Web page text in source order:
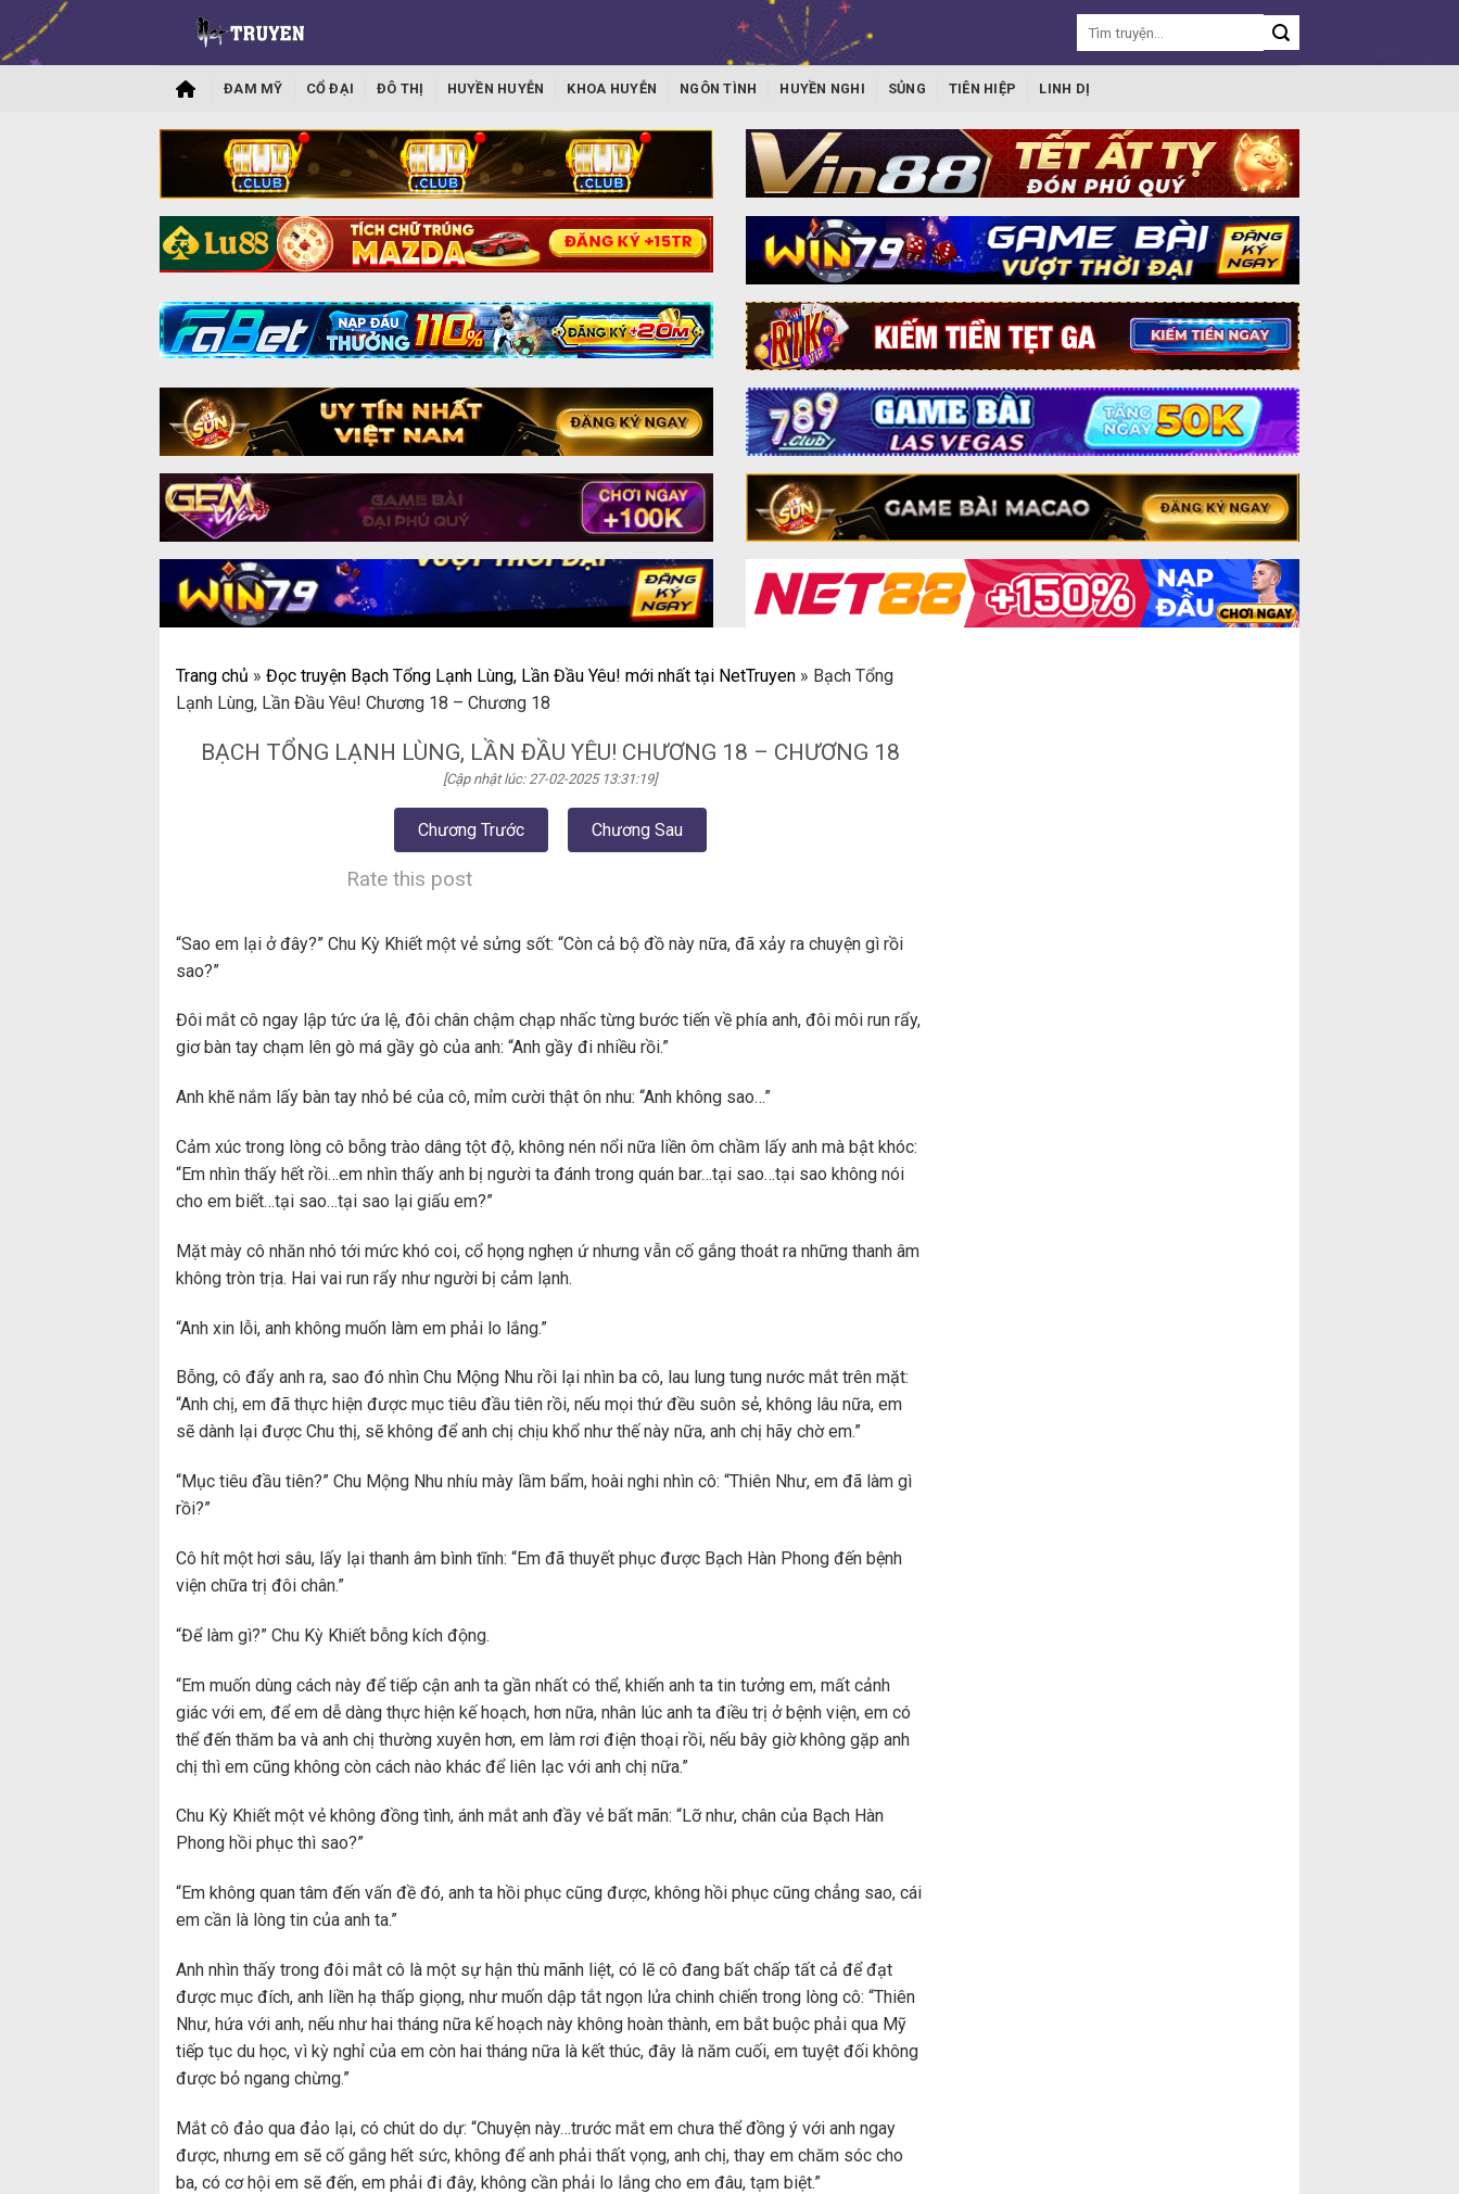
ĐAM MỸ CỔ ĐẠI ĐÔ THỊ HUYỀN HUYỄN KHOA HUYỄN NGÔN TÌNH HUYỀN NGHI SỦNG TIÊN HIỆP LINH DỊ
Trang chủ » Đọc truyện Bạch Tổng Lạnh Lùng, Lần Đầu Yêu! mới nhất tại NetTruyen » Bạch Tổng
Lạnh Lùng, Lần Đầu Yêu! Chương 18 – Chương 18
BẠCH TỔNG LẠNH LÙNG, LẦN ĐẦU YÊU! CHƯƠNG 18 – CHƯƠNG 18
[Cập nhật lúc: 27-02-2025 13:31:19]
Chương Trước Chương Sau
Rate this post
“Sao em lại ở đây?” Chu Kỳ Khiết một vẻ sửng sốt: “Còn cả bộ đồ này nữa, đã xảy ra chuyện gì rồi
sao?”
Đôi mắt cô ngay lập tức ứa lệ, đôi chân chậm chạp nhấc từng bước tiến về phía anh, đôi môi run rẩy,
giơ bàn tay chạm lên gò má gầy gò của anh: “Anh gầy đi nhiều rồi.”
Anh khẽ nắm lấy bàn tay nhỏ bé của cô, mỉm cười thật ôn nhu: “Anh không sao…”
Cảm xúc trong lòng cô bỗng trào dâng tột độ, không nén nổi nữa liền ôm chầm lấy anh mà bật khóc:
“Em nhìn thấy hết rồi…em nhìn thấy anh bị người ta đánh trong quán bar…tại sao…tại sao không nói
cho em biết…tại sao…tại sao lại giấu em?”
Mặt mày cô nhăn nhó tới mức khó coi, cổ họng nghẹn ứ nhưng vẫn cố gắng thoát ra những thanh âm
không tròn trịa. Hai vai run rẩy như người bị cảm lạnh.
“Anh xin lỗi, anh không muốn làm em phải lo lắng.”
Bỗng, cô đẩy anh ra, sao đó nhìn Chu Mộng Nhu rồi lại nhìn ba cô, lau lung tung nước mắt trên mặt:
“Anh chị, em đã thực hiện được mục tiêu đầu tiên rồi, nếu mọi thứ đều suôn sẻ, không lâu nữa, em
sẽ dành lại được Chu thị, sẽ không để anh chị chịu khổ như thế này nữa, anh chị hãy chờ em.”
“Mục tiêu đầu tiên?” Chu Mộng Nhu nhíu mày lầm bẩm, hoài nghi nhìn cô: “Thiên Như, em đã làm gì
rồi?”
Cô hít một hơi sâu, lấy lại thanh âm bình tĩnh: “Em đã thuyết phục được Bạch Hàn Phong đến bệnh
viện chữa trị đôi chân.”
“Để làm gì?” Chu Kỳ Khiết bỗng kích động.
“Em muốn dùng cách này để tiếp cận anh ta gần nhất có thể, khiến anh ta tin tưởng em, mất cảnh
giác với em, để em dễ dàng thực hiện kế hoạch, hơn nữa, nhân lúc anh ta điều trị ở bệnh viện, em có
thể đến thăm ba và anh chị thường xuyên hơn, em làm rơi điện thoại rồi, nếu bây giờ không gặp anh
chị thì em cũng không còn cách nào khác để liên lạc với anh chị nữa.”
Chu Kỳ Khiết một vẻ không đồng tình, ánh mắt anh đầy vẻ bất mãn: “Lỡ như, chân của Bạch Hàn
Phong hồi phục thì sao?”
“Em không quan tâm đến vấn đề đó, anh ta hồi phục cũng được, không hồi phục cũng chẳng sao, cái
em cần là lòng tin của anh ta.”
Anh nhìn thấy trong đôi mắt cô là một sự hận thù mãnh liệt, có lẽ cô đang bất chấp tất cả để đạt
được mục đích, anh liền hạ thấp giọng, như muốn dập tắt ngọn lửa chinh chiến trong lòng cô: “Thiên
Như, hứa với anh, nếu như hai tháng nữa kế hoạch này không hoàn thành, em bắt buộc phải qua Mỹ
tiếp tục du học, vì kỳ nghỉ của em còn hai tháng nữa là kết thúc, đây là năm cuối, em tuyệt đối không
được bỏ ngang chừng.”
Mắt cô đảo qua đảo lại, có chút do dự: “Chuyện này…trước mắt em chưa thể đồng ý với anh ngay
được, nhưng em sẽ cố gắng hết sức, không để anh phải thất vọng, anh chị, thay em chăm sóc cho
ba, có cơ hội em sẽ đến, em phải đi đây, không cần phải lo lắng cho em đâu, tạm biệt.”